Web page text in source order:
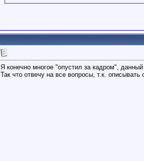
Я конечно многое "опустил за кадром",
Так что отвечу на все вопросы, т.к. описывать